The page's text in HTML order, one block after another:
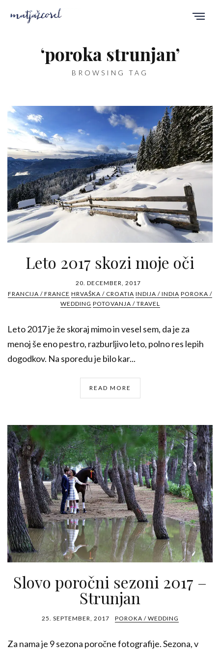
‘poroka strunjan’
BROWSING TAG
Leto 2017 skozi moje oči
20. DECEMBER, 2017
FRANCIJA / FRANCE HRVAŠKA / CROATIA INDIJA / INDIA POROKA /
WEDDING POTOVANJA / TRAVEL
Leto 2017 je že skoraj mimo in vesel sem, da je za
menoj še eno pestro, razburljivo leto, polno res lepih
dogodkov. Na sporedu je bilo kar...
READ MORE
Slovo poročni sezoni 2017 –
Strunjan
25. SEPTEMBER, 2017 POROKA / WEDDING
Za nama je 9 sezona poročne fotografije. Sezona, v